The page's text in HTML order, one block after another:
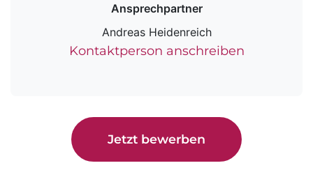
Ansprechpartner
Andreas Heidenreich
Kontaktperson anschreiben
Jetzt bewerben